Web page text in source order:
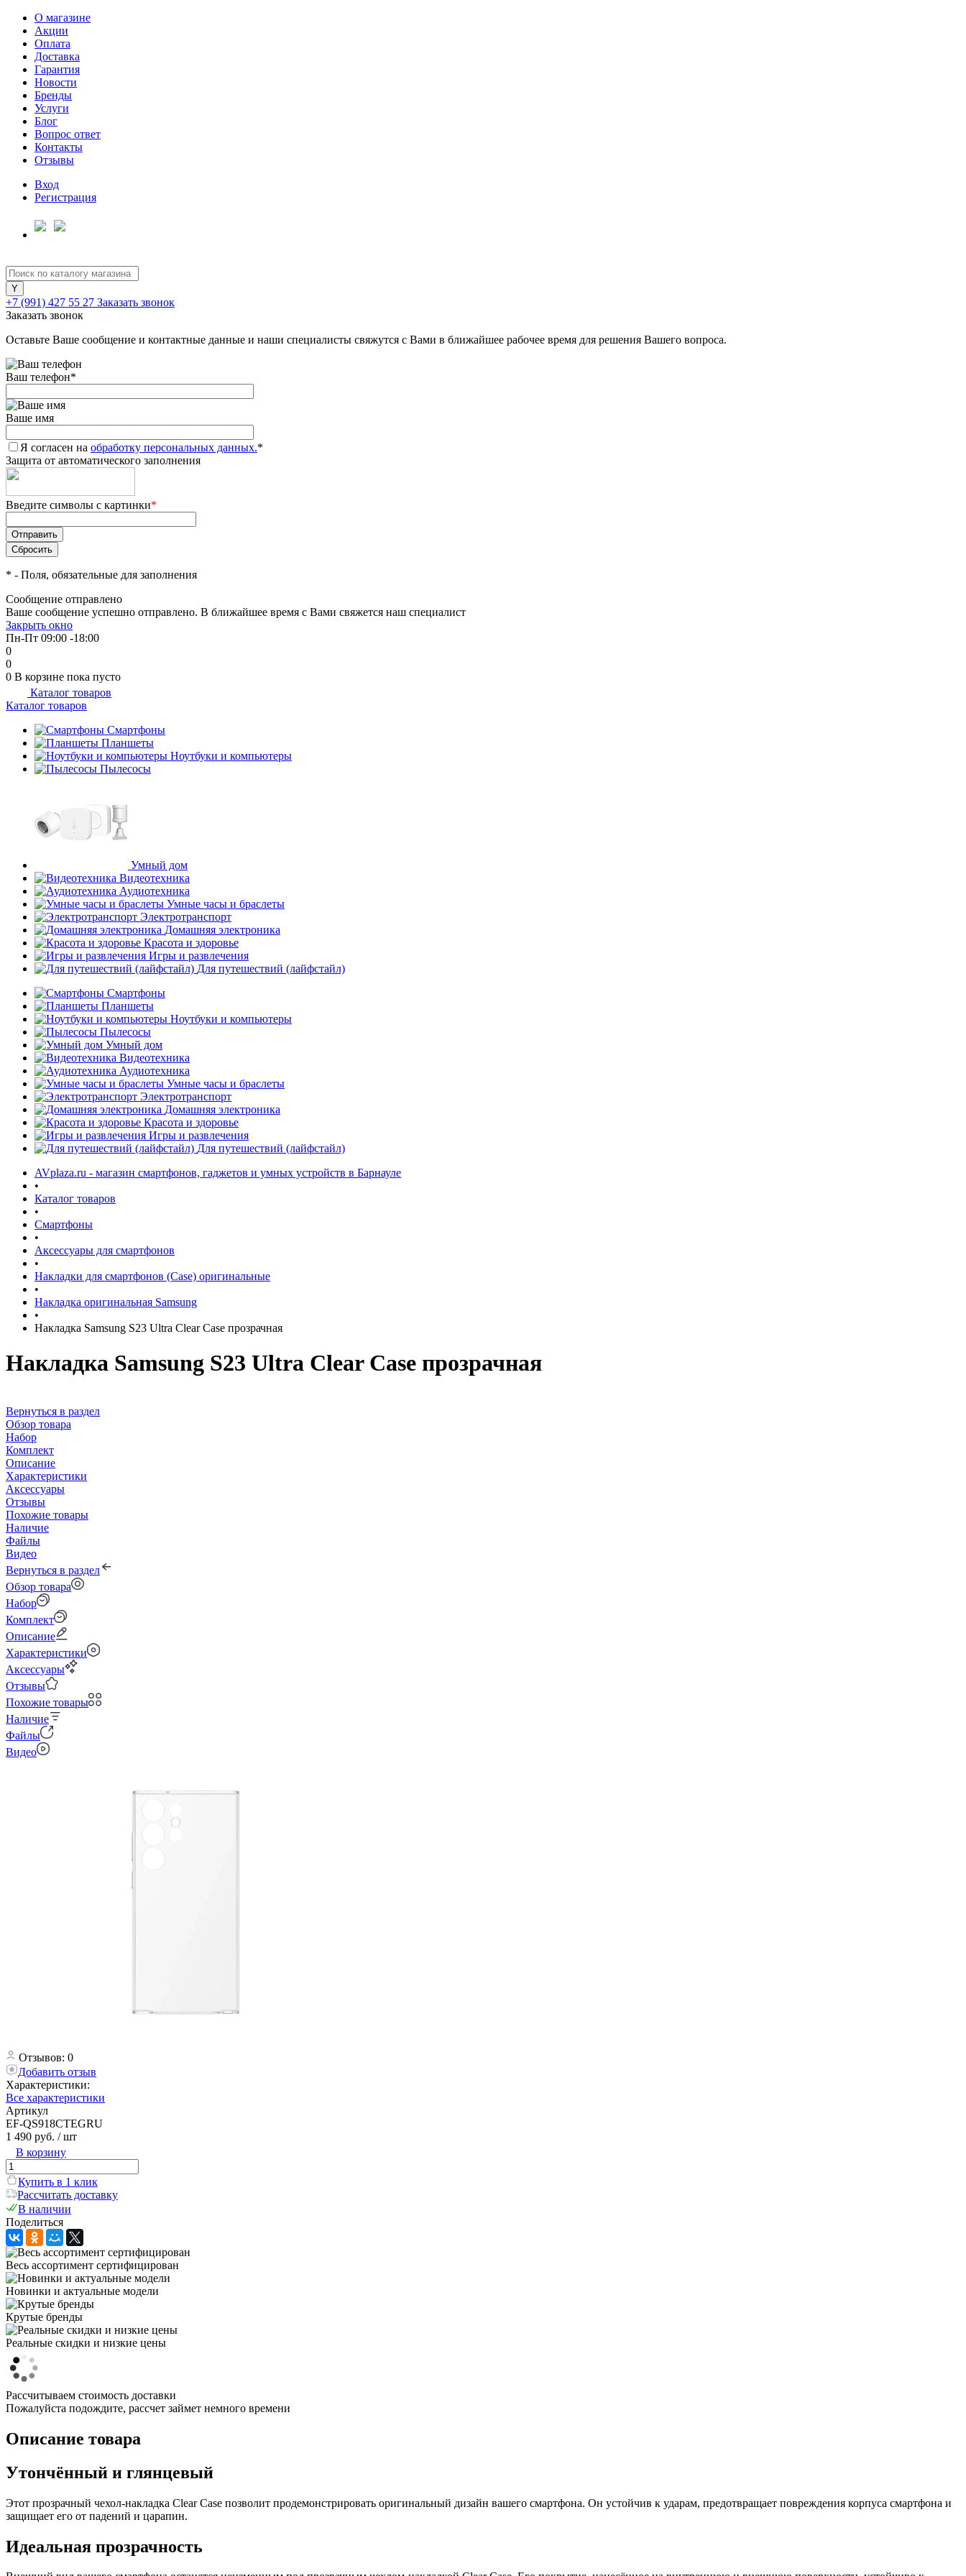
О магазине
Акции
Оплата
Доставка
Гарантия
Новости
Бренды
Услуги
Блог
Вопрос ответ
Контакты
Отзывы
Вход
Регистрация
+7 (991) 427 55 27 Заказать звонок
Заказать звонок
Оставьте Ваше сообщение и контактные данные и наши специалисты свяжутся с Вами в ближайшее рабочее время для решения Вашего вопроса.
Ваш телефон*
Ваше имя
Я согласен на обработку персональных данных.*
Защита от автоматического заполнения
Введите символы с картинки*
* - Поля, обязательные для заполнения
Сообщение отправлено
Ваше сообщение успешно отправлено. В ближайшее время с Вами свяжется наш специалист
Закрыть окно
Пн-Пт 09:00 -18:00
0
0
0 В корзине пока пусто
Каталог товаров
Каталог товаров
Смартфоны
Планшеты
Ноутбуки и компьютеры
Пылесосы
Умный дом
Видеотехника
Аудиотехника
Умные часы и браслеты
Электротранспорт
Домашняя электроника
Красота и здоровье
Игры и развлечения
Для путешествий (лайфстайл)
Смартфоны
Планшеты
Ноутбуки и компьютеры
Пылесосы
Умный дом
Видеотехника
Аудиотехника
Умные часы и браслеты
Электротранспорт
Домашняя электроника
Красота и здоровье
Игры и развлечения
Для путешествий (лайфстайл)
AVplaza.ru - магазин смартфонов, гаджетов и умных устройств в Барнауле
•
Каталог товаров
•
Смартфоны
•
Аксессуары для смартфонов
•
Накладки для смартфонов (Case) оригинальные
•
Накладка оригинальная Samsung
•
Накладка Samsung S23 Ultra Clear Case прозрачная
Накладка Samsung S23 Ultra Clear Case прозрачная
Вернуться в раздел
Обзор товара
Набор
Комплект
Описание
Характеристики
Аксессуары
Отзывы
Похожие товары
Наличие
Файлы
Видео
Вернуться в раздел
Обзор товара
Набор
Комплект
Описание
Характеристики
Аксессуары
Отзывы
Похожие товары
Наличие
Файлы
Видео
Отзывов: 0
Добавить отзыв
Характеристики:
Все характеристики
Артикул
EF-QS918CTEGRU
1 490 руб. / шт
В корзину
Купить в 1 клик
Рассчитать доставку
В наличии
Поделиться
Весь ассортимент сертифицирован
Новинки и актуальные модели
Крутые бренды
Реальные скидки и низкие цены
Рассчитываем стоимость доставки
Пожалуйста подождите, рассчет займет немного времени
Описание товара
Утончённый и глянцевый
Этот прозрачный чехол-накладка Clear Case позволит продемонстрировать оригинальный дизайн вашего смартфона. Он устойчив к ударам, предотвращает повреждения корпуса смартфона и
защищает его от падений и царапин.
Идеальная прозрачность
на частибез переплат
25% картой любого банка